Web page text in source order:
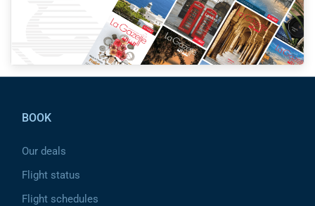
BOOK
Our deals
Flight status
Flight schedules